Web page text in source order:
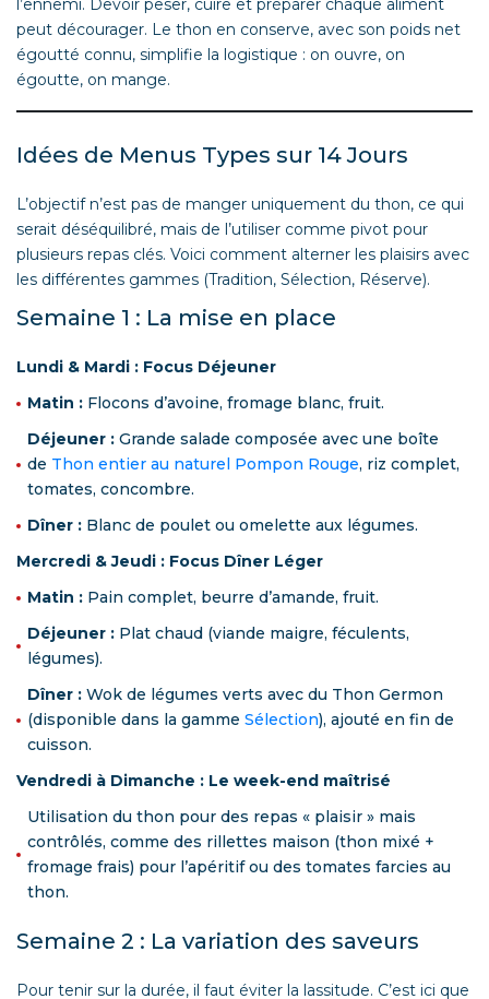
l’ennemi. Devoir peser, cuire et préparer chaque aliment
peut décourager. Le thon en conserve, avec son poids net
égoutté connu, simplifie la logistique : on ouvre, on
égoutte, on mange.
Idées de Menus Types sur 14 Jours
L’objectif n’est pas de manger uniquement du thon, ce qui
serait déséquilibré, mais de l’utiliser comme pivot pour
plusieurs repas clés. Voici comment alterner les plaisirs avec
les différentes gammes (Tradition, Sélection, Réserve).
Semaine 1 : La mise en place
Lundi & Mardi : Focus Déjeuner
Matin : Flocons d’avoine, fromage blanc, fruit.
Déjeuner : Grande salade composée avec une boîte
de Thon entier au naturel Pompon Rouge, riz complet,
tomates, concombre.
Dîner : Blanc de poulet ou omelette aux légumes.
Mercredi & Jeudi : Focus Dîner Léger
Matin : Pain complet, beurre d’amande, fruit.
Déjeuner : Plat chaud (viande maigre, féculents,
légumes).
Dîner : Wok de légumes verts avec du Thon Germon
(disponible dans la gamme Sélection), ajouté en fin de
cuisson.
Vendredi à Dimanche : Le week-end maîtrisé
Utilisation du thon pour des repas « plaisir » mais
contrôlés, comme des rillettes maison (thon mixé +
fromage frais) pour l’apéritif ou des tomates farcies au
thon.
Semaine 2 : La variation des saveurs
Pour tenir sur la durée, il faut éviter la lassitude. C’est ici que